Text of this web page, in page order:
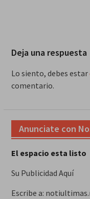
Deja una respuesta
Lo siento, debes estar
comentario.
Anunciate con
El espacio esta listo
Su Publicidad Aquí
Escribe a: